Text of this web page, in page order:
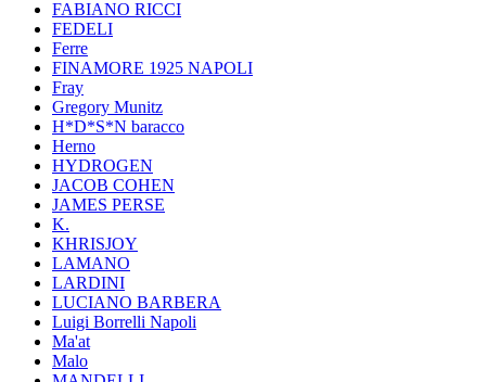
FABIANO RICCI
FEDELI
Ferre
FINAMORE 1925 NAPOLI
Fray
Gregory Munitz
H*D*S*N baracco
Herno
HYDROGEN
JACOB COHEN
JAMES PERSE
K.
KHRISJOY
LAMANO
LARDINI
LUCIANO BARBERA
Luigi Borrelli Napoli
Ma'at
Malo